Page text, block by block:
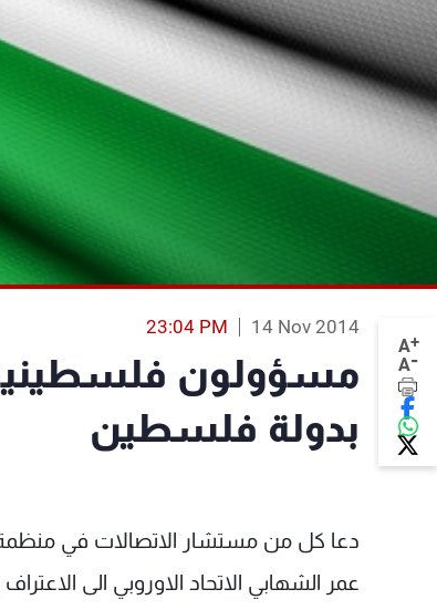
A+
A-
14 Nov 2014
23:04 PM
مسؤولون
بدولة فلسطين
دعا كل من مستشار الاتصالات في منظمة
عمر الشهابي الاتحاد الاوروبي الى